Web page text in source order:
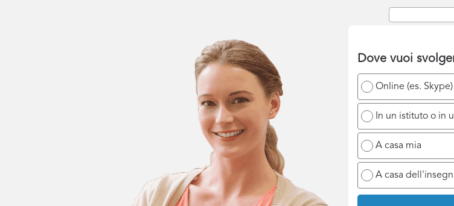
Dove vuoi
Online (es. Skype)
In un istituto o in
A casa mia
A casa